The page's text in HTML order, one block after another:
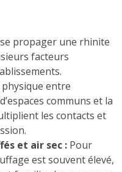
propager une rhinite
facteurs
entre
communs et la
les contacts et
et air sec : Pour
est souvent élevé,